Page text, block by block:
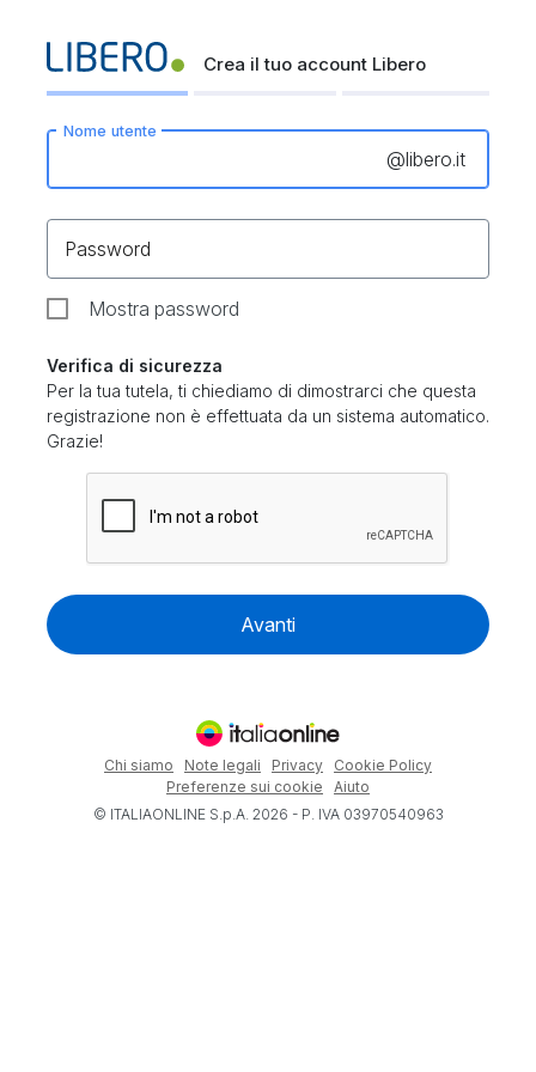
Crea il tuo account Libero
Nome utente
@libero.it
Password
Mostra password
Verifica di sicurezza
Per la tua tutela, ti chiediamo di dimostrarci che questa
registrazione non è effettuata da un sistema automatico.
Grazie!
Avanti
Chi siamo Note legali Privacy
Cookie Policy
Preferenze sui cookie
Aiuto
© ITALIAONLINE S.p.A. 2026 - P. IVA 03970540963